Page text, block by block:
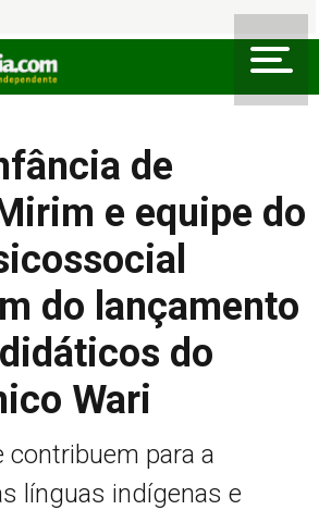
de
e equipe do
do lançamento
do
Wari
contribuem para a
línguas indígenas e